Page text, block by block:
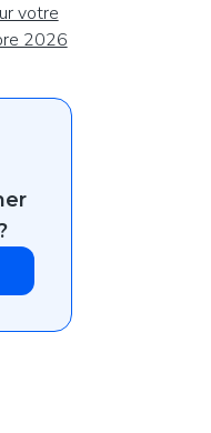
votre
2026